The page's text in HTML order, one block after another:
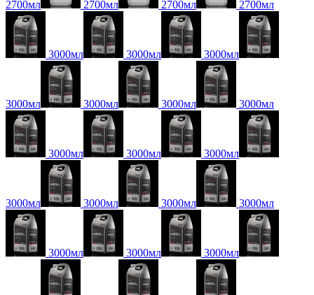
2700мл 2700мл 2700мл 2700мл
3000мл 3000мл 3000мл
3000мл 3000мл 3000мл 3000мл
3000мл 3000мл 3000мл
3000мл 3000мл 3000мл 3000мл
3000мл 3000мл 3000мл